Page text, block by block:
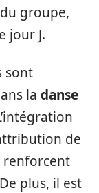
groupe,
jour J.
sont
la danse
de
renforcent
plus, il est